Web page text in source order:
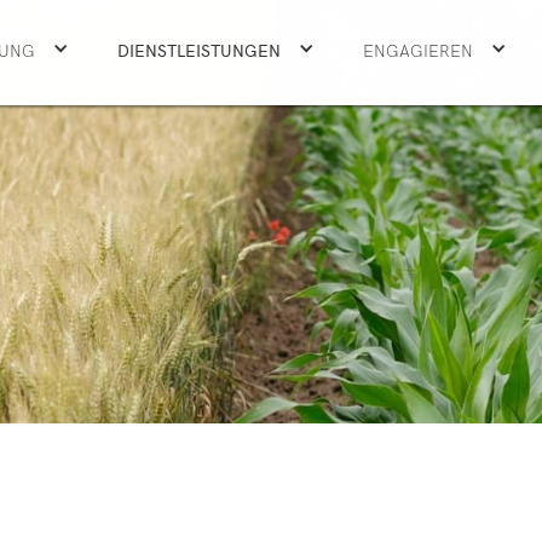
DIENSTLEISTUNGEN ENGAGIEREN
DIENSTLEISTUNGEN ENGAGIEREN